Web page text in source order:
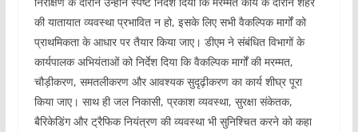
की यातायात व्यवस्था प्रभावित न हो, इसके लिए सभी वैकल्पिक मार्गों को
प्राथमिकता के आधार पर तैयार किया जाए। डीएम ने संबंधित विभागों के
कार्यपालक अभियंताओं को निर्देश दिया कि वैकल्पिक मार्गों की मरम्मत,
चौड़ीकरण, समतलीकरण और आवश्यक सुदृढ़ीकरण का कार्य शीघ्र पूरा
किया जाए। साथ ही जल निकासी, प्रकाश व्यवस्था, सुरक्षा संकेतक,
बैरिकेडिंग और ट्रैफिक नियंत्रण की व्यवस्था भी सुनिश्चित करने को कहा